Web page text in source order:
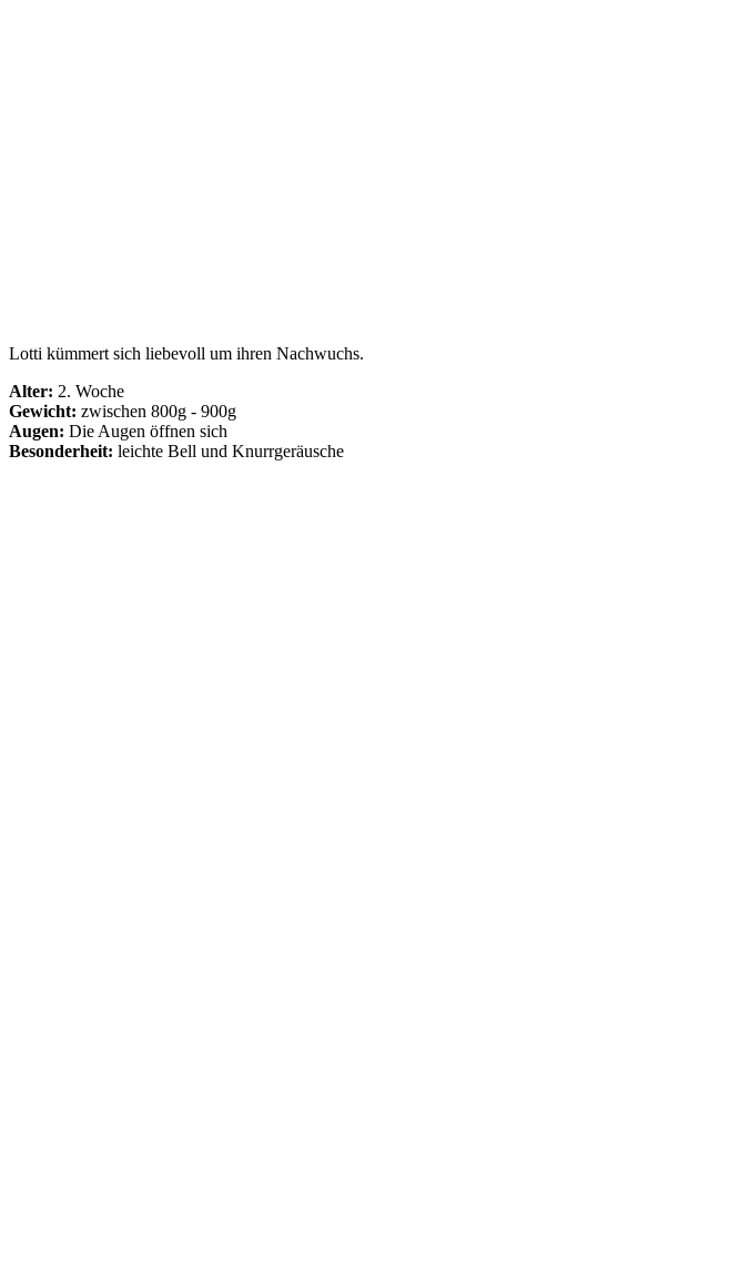
Lotti kümmert sich liebevoll um ihren Nachwuchs.
Alter: 2. Woche
Gewicht: zwischen 800g - 900g
Augen: Die Augen öffnen sich
Besonderheit: leichte Bell und Knurrgeräusche